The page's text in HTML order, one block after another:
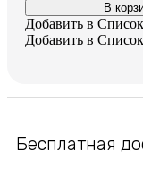
В
Добавить в
Добавить в
Бесплатная